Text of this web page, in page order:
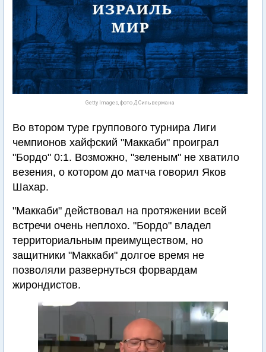
Getty Images, фото Д.Сильвермана
Во втором туре группового турнира Лиги
чемпионов хайфский "Маккаби" проиграл
"Бордо" 0:1. Возможно, "зеленым" не хватило
везения, о котором до матча говорил Яков
Шахар.
"Маккаби" действовал на протяжении всей
встречи очень неплохо. "Бордо" владел
территориальным преимуществом, но
защитники "Маккаби" долгое время не
позволяли развернуться форвардам
жирондистов.